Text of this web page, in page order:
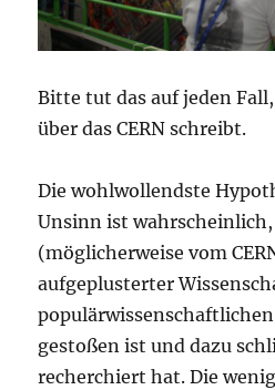
Bitte tut das auf jeden
über das CERN schreibt.
Die wohlwollendste
Unsinn ist wahrscheinlich,
(möglicherweise vom
aufgeplusterter
gestoßen ist und dazu
recherchiert hat. Die